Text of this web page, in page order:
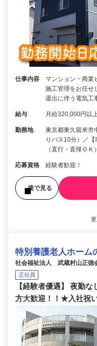
仕事内容
マンション・商業
施工管理をお任せ
退出に伴う電気工
給与 月給320,000円以
勤務地
東京都東久留米市
りバス10分）／
（直行・直帰ＯＫ）
応募資格 経験者歓迎！
後で見る
特別養護老人ホーム
社会福祉法人 武蔵村山正徳
正社員
【経験者優遇】 夜勤
方大歓迎！！★入社祝